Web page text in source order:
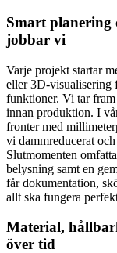
Smart planering
jobbar vi
Varje projekt startar
eller 3D-visualisering
funktioner. Vi tar
innan produktion. I
fronter med
vi dammreducerat
Slutmomenten
belysning samt en
får dokumentation,
allt ska fungera
Material,
över tid